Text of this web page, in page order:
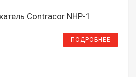
Contracor NHP-1
ПОДРОБНЕЕ